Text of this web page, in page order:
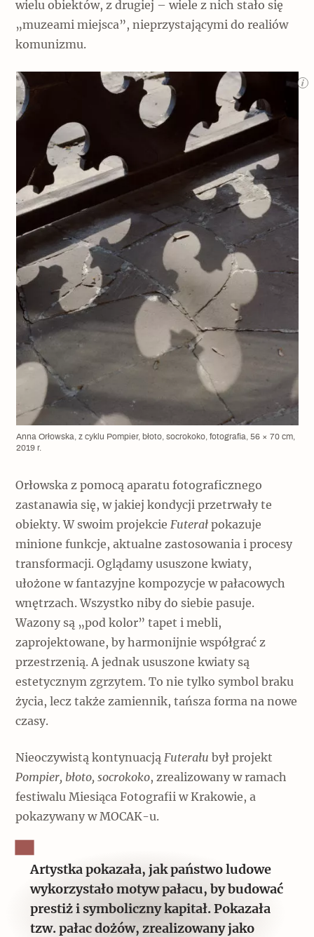
wielu obiektów, z drugiej – wiele z nich stało się
„muzeami miejsca”, nieprzystającymi do realiów
komunizmu.
Anna Orłowska, z cyklu Pompier, błoto, socrokoko, fotografia, 56 × 70 cm,
2019 r.
Orłowska z pomocą aparatu fotograficznego
zastanawia się, w jakiej kondycji przetrwały te
obiekty. W swoim projekcie Futerałpokazuje
minione funkcje, aktualne zastosowania i procesy
transformacji. Oglądamy ususzone kwiaty,
ułożone w fantazyjne kompozycje w pałacowych
wnętrzach. Wszystko niby do siebie pasuje.
Wazony są „pod kolor” tapet i mebli,
zaprojektowane, by harmonijnie współgrać z
przestrzenią. A jednak ususzone kwiaty są
estetycznym zgrzytem. To nie tylko symbol braku
życia, lecz także zamiennik, tańsza forma na nowe
czasy.
Nieoczywistą kontynuacją Futerału był projekt
Pompier, błoto, socrokoko, zrealizowany w ramach
festiwalu Miesiąca Fotografii w Krakowie, a
pokazywany w MOCAK-u.
Artystka pokazała, jak państwo ludowe
wykorzystało motyw pałacu, by budować
prestiż i symboliczny kapitał. Pokazała
tzw. pałac dożów, zrealizowany jako